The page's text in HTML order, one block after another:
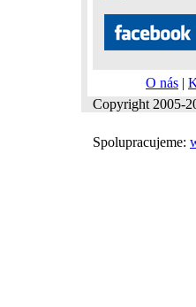
O nás |
Copyright 2005-
Spolupracujeme: